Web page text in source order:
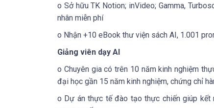
o Sở hữu TK Notion; inVideo; Gamma,
nhân miễn phí
o Nhận +10 eBook thư viện sách AI, 1.001
Giảng viên dạy AI
o Chuyên gia có trên 10 năm kinh nghiệm
đại học gần 15 năm kinh nghiệm, chứng chỉ
o Dự án thực tế đào tạo thực chiến giúp